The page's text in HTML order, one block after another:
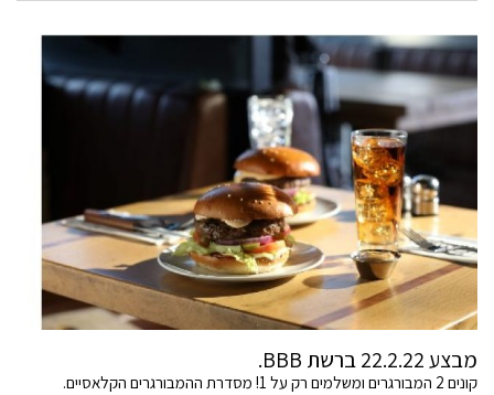
מבצע 22.2.22 ברשת BBB.
קונים 2 המבורגרים ומשלמים רק על 1! מסדרת ההמבורגרים הקלאסיים.